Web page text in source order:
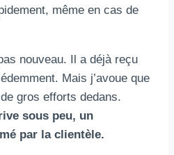
même en cas de
nouveau. Il a déjà reçu
Mais j’avoue que
gros efforts dedans.
sous peu, un
par la clientèle.